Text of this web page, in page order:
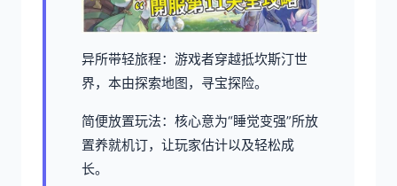
异所带轻旅程：游戏者穿越抵坎斯汀世
界，本由探索地图，寻宝探险。
简便放置玩法：核心意为“睡觉变强”所放
置养就机订，让玩家估计以及轻松成
长。